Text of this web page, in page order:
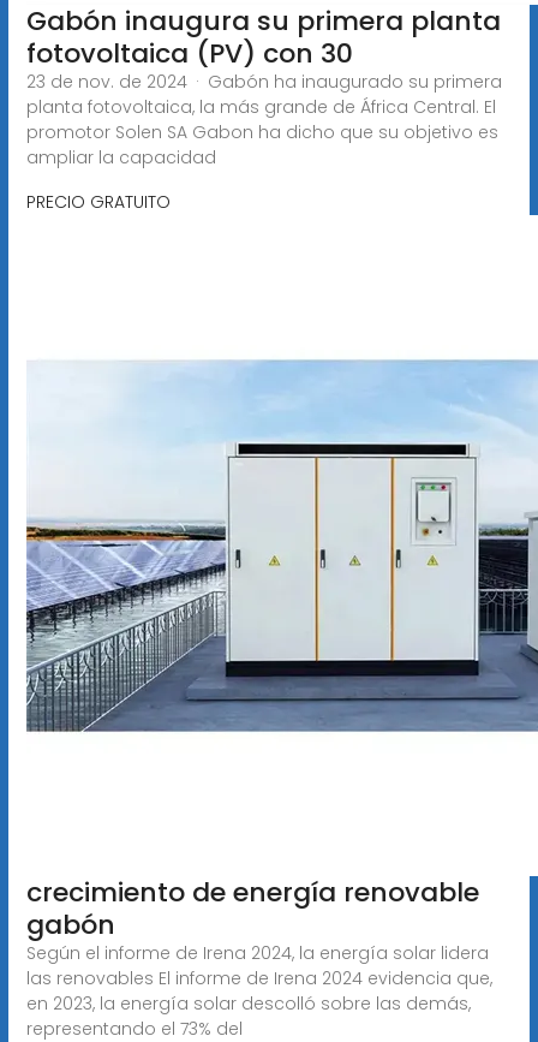
Gabón inaugura su primera planta
fotovoltaica (PV) con 30
23 de nov. de 2024 · Gabón ha inaugurado su primera
planta fotovoltaica, la más grande de África Central. El
promotor Solen SA Gabon ha dicho que su objetivo es
ampliar la capacidad
PRECIO GRATUITO
crecimiento de energía renovable
gabón
Según el informe de Irena 2024, la energía solar lidera
las renovables El informe de Irena 2024 evidencia que,
en 2023, la energía solar descolló sobre las demás,
representando el 73% del